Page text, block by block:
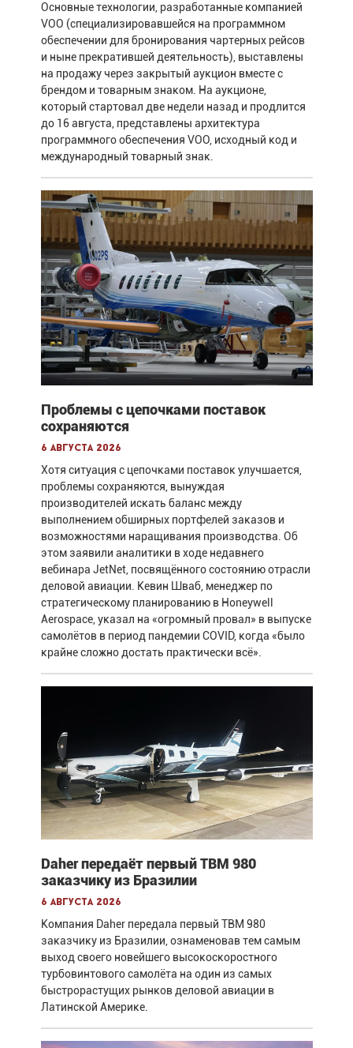
Основные технологии, разработанные компанией
VOO (специализировавшейся на программном
обеспечении для бронирования чартерных рейсов
и ныне прекратившей деятельность), выставлены
на продажу через закрытый аукцион вместе с
брендом и товарным знаком. На аукционе,
который стартовал две недели назад и продлится
до 16 августа, представлены архитектура
программного обеспечения VOO, исходный код и
международный товарный знак.
Проблемы с цепочками поставок
сохраняются
6 августа 2026
Хотя ситуация с цепочками поставок улучшается,
проблемы сохраняются, вынуждая
производителей искать баланс между
выполнением обширных портфелей заказов и
возможностями наращивания производства. Об
этом заявили аналитики в ходе недавнего
вебинара JetNet, посвящённого состоянию отрасли
деловой авиации. Кевин Шваб, менеджер по
стратегическому планированию в Honeywell
Aerospace, указал на «огромный провал» в выпуске
самолётов в период пандемии COVID, когда «было
крайне сложно достать практически всё».
Daher передаёт первый TBM 980
заказчику из Бразилии
6 августа 2026
Компания Daher передала первый TBM 980
заказчику из Бразилии, ознаменовав тем самым
выход своего новейшего высокоскоростного
турбовинтового самолёта на один из самых
быстрорастущих рынков деловой авиации в
Латинской Америке.